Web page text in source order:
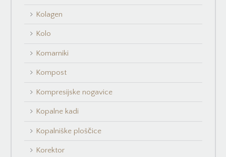
Kolagen
Kolo
Komarniki
Kompost
Kompresijske nogavice
Kopalne kadi
Kopalniške ploščice
Korektor